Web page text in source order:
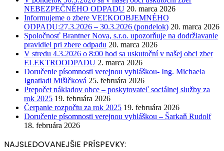
NEBEZPEČNÉHO ODPADU 20. marca 2026
Informujeme o zbere VEĽKOOBJEMNÉHO
ODPADU:27.3.2026 – 30.3.2026 (pondelok) 20. marca 2026
Spoločnosť Brantner Nova, s.r.o. upozorňuje na dodržiavanie
pravidiel pri zbere odpadu 20. marca 2026
V stredu 4.3.2026 o 8:00 hod sa uskutoční v našej obci zber
ELEKTROODPADU 2. marca 2026
Doručenie písomnosti verejnou vyhláškou- Ing. Michaela
Ignatiadi Mišičková 25. februára 2026
Prepočet nákladov obce – poskytovateľ sociálnej služby za
rok 2025 19. februára 2026
Čerpanie rozpočtu za rok 2025 19. februára 2026
Doručenie písomnosti verejnou vyhláškou – Šarkaň Rudolf
18. februára 2026
NAJSLEDOVANEJŠIE PRÍSPEVKY: